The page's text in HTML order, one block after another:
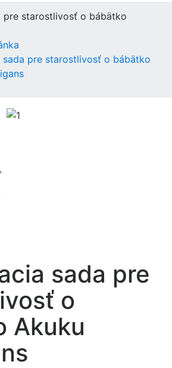
pre starostlivosť o bábätko
pre starostlivosť o bábätko
sada pre
o
Akuku